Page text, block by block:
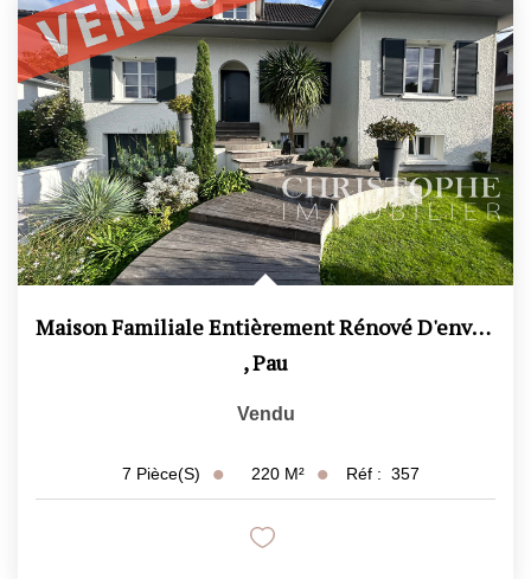
CONTACT
ESTIMATION
Maison Familiale Entièrement Rénové D'environ 220 M2 - 5...
,Pau
Vendu
7 Pièce(s) 220 M² Réf : 357